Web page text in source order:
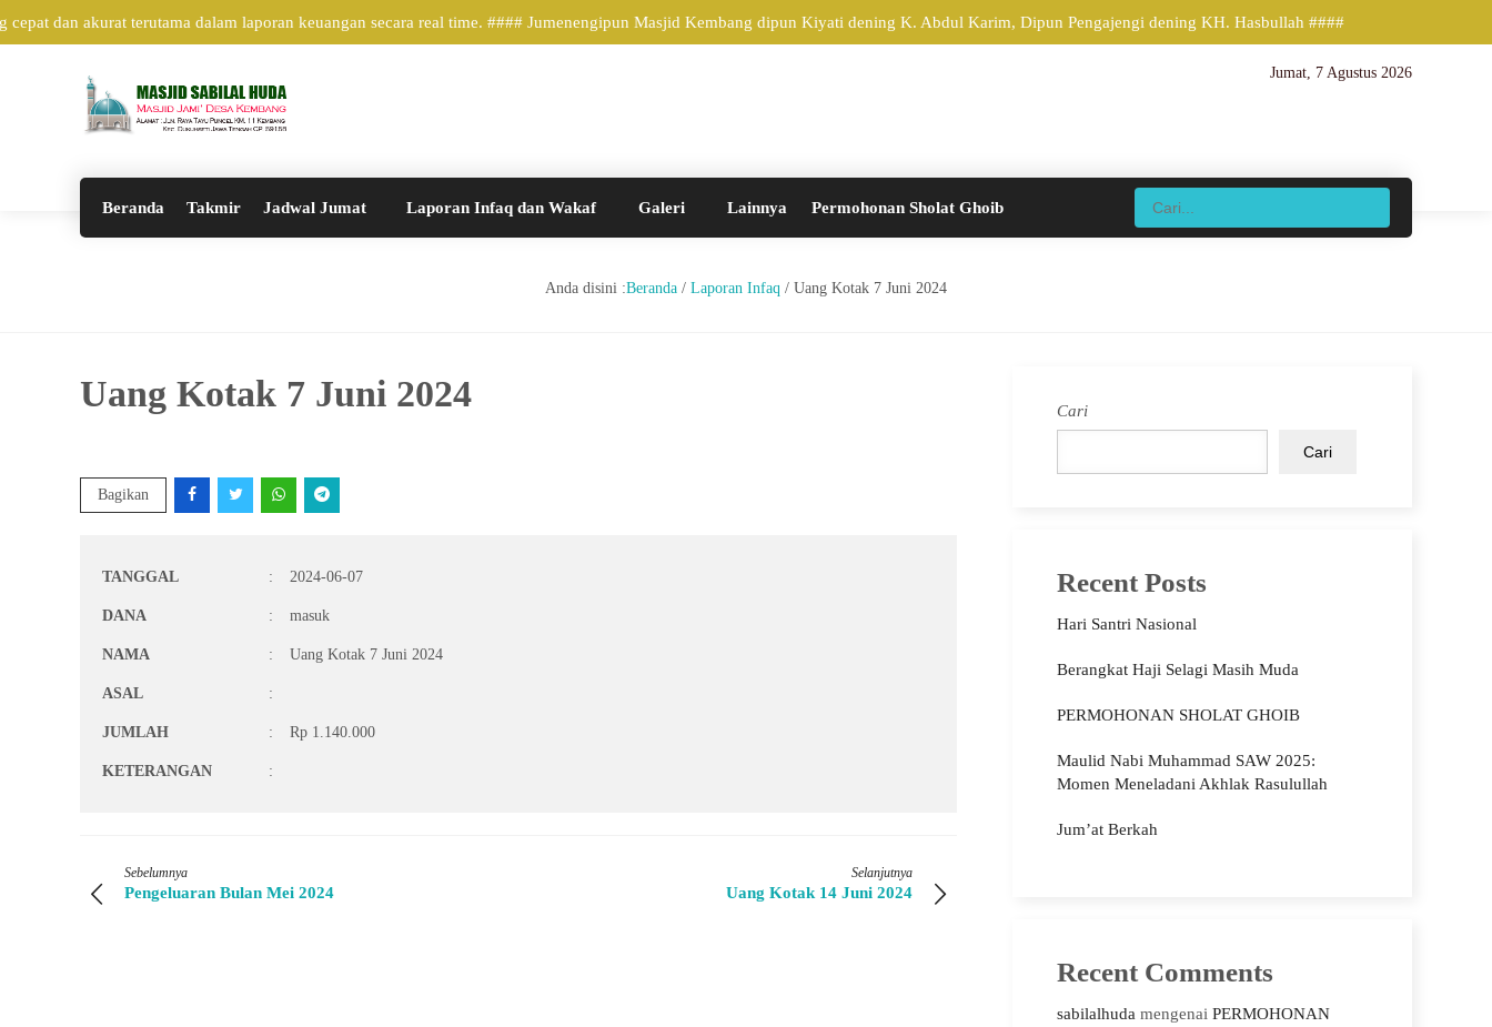
dan akurat terutama dalam laporan keuangan secara real time. #### Jumenengipun Masjid Kembang dipun Kiyati dening K. Abdul Karim, Dipun Pengajengi dening KH. Hasbullah ####
Jumat, 7 Agustus 2026
Beranda Takmir Jadwal Jumat Laporan Infaq dan Wakaf Galeri Lainnya Permohonan Sholat Ghoib
Anda disini :Beranda / Laporan Infaq / Uang Kotak 7 Juni 2024
Uang Kotak 7 Juni 2024
Bagikan
TANGGAL : 2024-06-07
DANA : masuk
NAMA : Uang Kotak 7 Juni 2024
ASAL :
JUMLAH : Rp 1.140.000
KETERANGAN :
Sebelumnya
Pengeluaran Bulan Mei 2024
Selanjutnya
Uang Kotak 14 Juni 2024
Cari
Cari
Recent Posts
Hari Santri Nasional
Berangkat Haji Selagi Masih Muda
PERMOHONAN SHOLAT GHOIB
Maulid Nabi Muhammad SAW 2025:
Momen Meneladani Akhlak Rasulullah
Jum’at Berkah
Recent Comments
sabilalhuda mengenai PERMOHONAN